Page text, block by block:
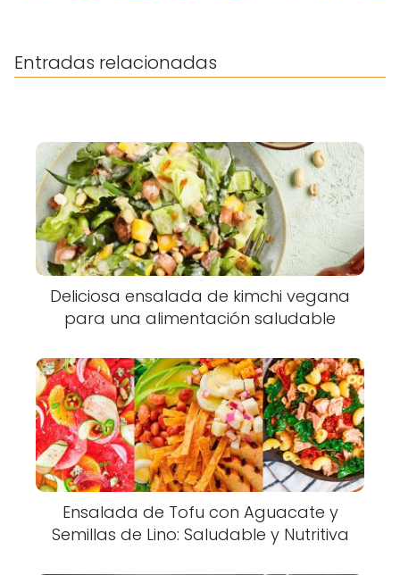
Entradas relacionadas
Deliciosa ensalada de kimchi vegana
para una alimentación saludable
Ensalada de Tofu con Aguacate y
Semillas de Lino: Saludable y Nutritiva